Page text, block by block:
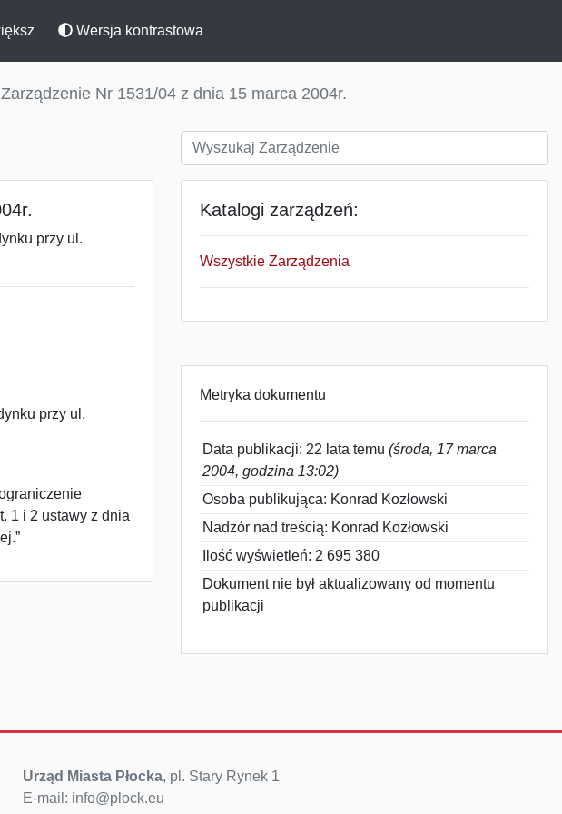
Wersja kontrastowa
Zarządzenie Nr 1531/04 z dnia 15 marca 2004r.
przy ul.
przy ul.
1 i 2 ustawy z dnia
Katalogi zarządzeń:
Wszystkie Zarządzenia
Metryka dokumentu
Data publikacji: 22 lata temu (środa, 17 marca
2004, godzina 13:02)
Osoba publikująca: Konrad Kozłowski
Nadzór nad treścią: Konrad Kozłowski
Ilość wyświetleń: 2 695 380
Dokument nie był aktualizowany od momentu
publikacji
Urząd Miasta Płocka, pl. Stary Rynek 1
E-mail: info@plock.eu